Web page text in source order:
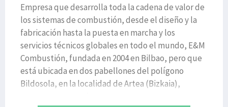
Empresa que desarrolla toda la cadena de valor de
los sistemas de combustión, desde el diseño y la
fabricación hasta la puesta en marcha y los
servicios técnicos globales en todo el mundo, E&M
Combustión, fundada en 2004 en Bilbao, pero que
está ubicada en dos pabellones del polígono
Bildosola, en la localidad de Artea (Bizkaia),